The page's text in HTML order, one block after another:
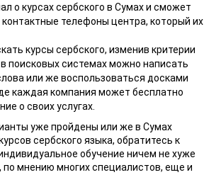
о курсах сербского в Сумах и сможет
телефоны центра, который их
курсы сербского, изменив критерии
поисковых системах можно написать
или же воспользоваться досками
каждая компания может бесплатно
о своих услугах.
уже пройдены или же в Сумах
сербского языка, обратитесь к
обучение ничем не хуже
по мнению многих специалистов, еще и